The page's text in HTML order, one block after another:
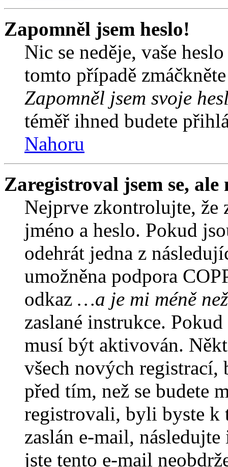
Zapomněl jsem heslo!
Nic se neděje, vaše
tomto případě
Zapomněl jsem svoje
téměř ihned budete
Nahoru
Zaregistroval jsem se,
Nejprve zkontrolujte, že
jméno a heslo. Pokud
odehrát jedna z
umožněna podpora
odkaz …a je mi méně
zaslané instrukce.
musí být aktivován.
všech nových
před tím, než se budete
registrovali, byli byste k
zaslán e-mail,
jste tento e-mail